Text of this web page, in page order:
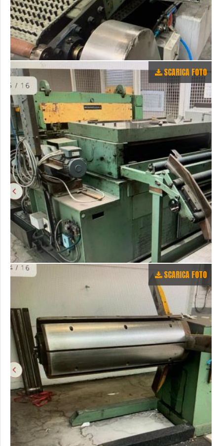
SCARICA FOTO
SCARICA FOTO